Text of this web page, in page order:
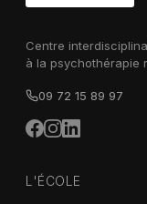
Centre
à la psychothérapie
09 72 15 89 97
L'ÉCOLE